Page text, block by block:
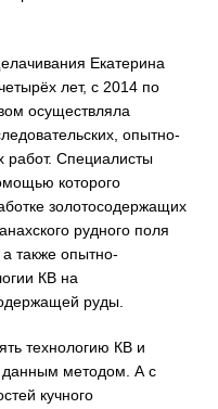
Екатерина
лет, с 2014 по
осуществляла
опытно-
работ. Специалисты
которого
золотосодержащих
рудного поля
также опытно-
КВ на
руды.
технологию КВ и
данным методом. А с
кучного